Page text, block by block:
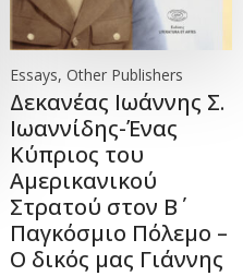
Essays, Other Publishers
Δεκανέας Ιωάννης Σ.
Ιωαννίδης-Ένας
Κύπριος του
Αμερικανικού
Στρατού στον Β΄
Παγκόσμιο Πόλεμο –
Ο δικός μας Γιάννης